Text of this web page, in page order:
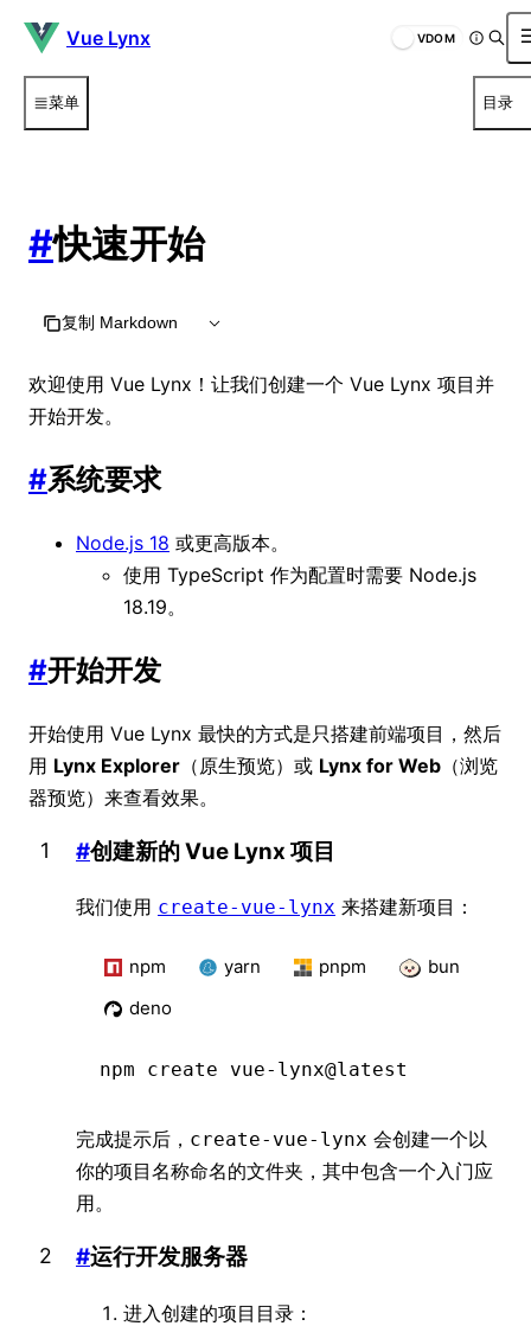
Vue Lynx VDOM
菜单 目录
#快速开始
复制 Markdown
欢迎使用 Vue Lynx！让我们创建一个 Vue Lynx 项目并
开始开发。
#系统要求
Node.js 18 或更高版本。
使用 TypeScript 作为配置时需要 Node.js
18.19。
#开始开发
开始使用 Vue Lynx 最快的方式是只搭建前端项目，然后
用 Lynx Explorer （原生预览）或 Lynx for Web （浏览
器预览）来查看效果。
#创建新的 Vue Lynx 项目
我们使用 create-vue-lynx 来搭建新项目：
npm yarn pnpm
bun
deno
npm create vue-lynx@latest
完成提示后， create-vue-lynx 会创建一个以
你的项目名称命名的文件夹，其中包含一个入门应
用。
#运行开发服务器
进入创建的项目目录：